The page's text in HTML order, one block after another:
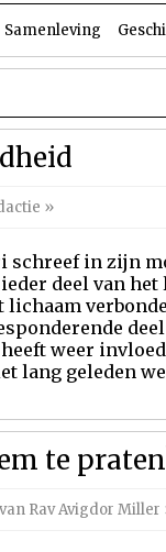
Samenleving
»
schreef in zijn
deel van
lichaam
weer invloed
lang geleden
te
Rav Avigdor Miller